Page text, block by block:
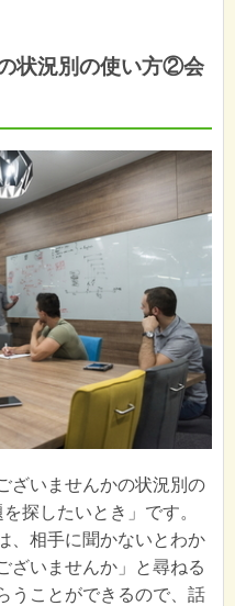
状況別の使い方②会
ざいませんかの状況別の
探したいとき」です。
、相手に聞かないとわか
ざいませんか」と尋ねる
うことができるので、話